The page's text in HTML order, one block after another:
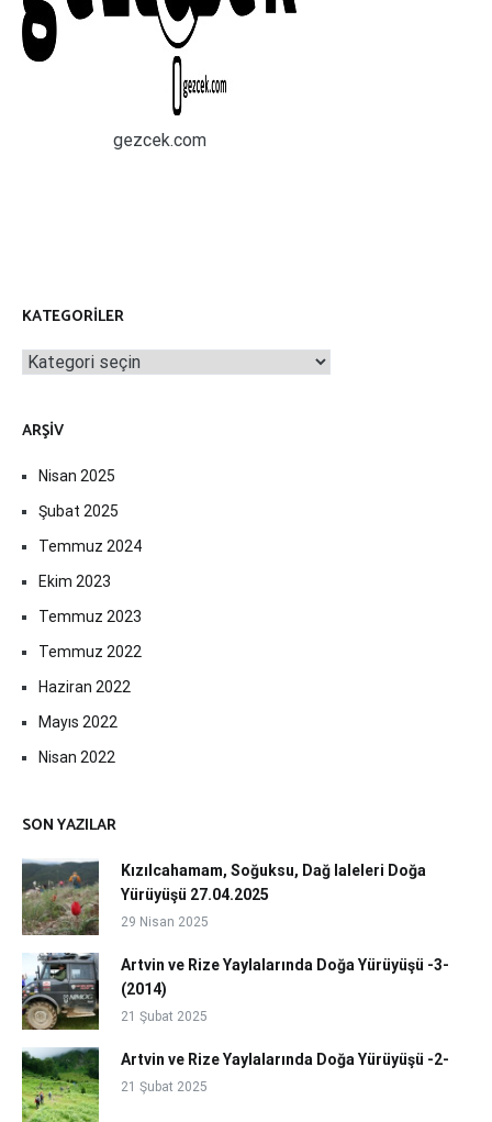
gezcek.com
KATEGORILER
Kategoriler
ARŞIV
Nisan 2025
Şubat 2025
Temmuz 2024
Ekim 2023
Temmuz 2023
Temmuz 2022
Haziran 2022
Mayıs 2022
Nisan 2022
SON YAZILAR
Kızılcahamam, Soğuksu, Dağ laleleri Doğa
Yürüyüşü 27.04.2025
29 Nisan 2025
Artvin ve Rize Yaylalarında Doğa Yürüyüşü -3-
(2014)
21 Şubat 2025
Artvin ve Rize Yaylalarında Doğa Yürüyüşü -2-
21 Şubat 2025